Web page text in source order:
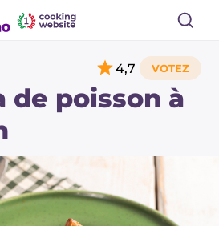
de poisson à
4,7